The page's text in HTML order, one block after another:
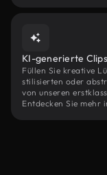
KI-generierte Clips
Füllen Sie kreative
stilisierten oder
von unseren
Entdecken Sie mehr